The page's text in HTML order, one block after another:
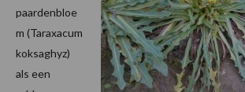
paardenbloe
m (Taraxacum
koksaghyz)
als een